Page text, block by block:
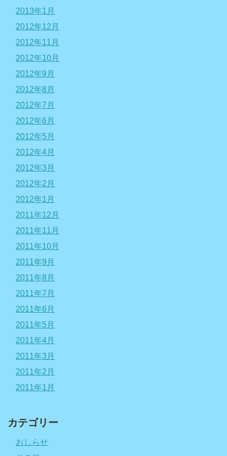
2013年1月
2012年12月
2012年11月
2012年10月
2012年9月
2012年8月
2012年7月
2012年6月
2012年5月
2012年4月
2012年3月
2012年2月
2012年1月
2011年12月
2011年11月
2011年10月
2011年9月
2011年8月
2011年7月
2011年6月
2011年5月
2011年4月
2011年3月
2011年2月
2011年1月
カテゴリー
おしらせ